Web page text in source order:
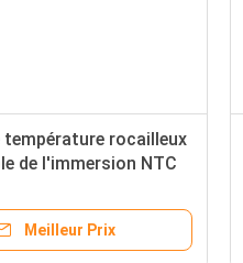
température rocailleux
de l'immersion NTC
Meilleur Prix